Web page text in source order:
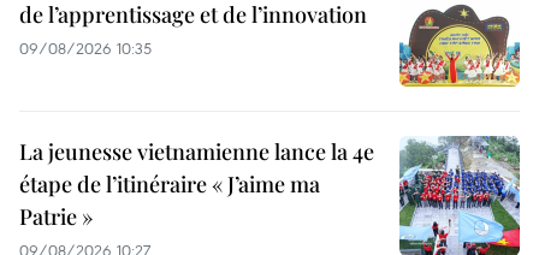
de l’apprentissage et de l’innovation
09/08/2026 10:35
La jeunesse vietnamienne lance la 4e
étape de l’itinéraire « J’aime ma
Patrie »
09/08/2026 10:27